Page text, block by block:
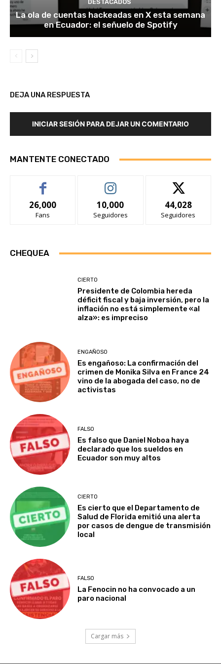
DESTACADOS
La ola de cuentas hackeadas en X esta semana
en Ecuador: el señuelo de Spotify
DEJA UNA RESPUESTA
INICIAR SESIÓN PARA DEJAR UN COMENTARIO
MANTENTE CONECTADO
26,000
Fans
10,000
Seguidores
44,028
Seguidores
CHEQUEA
CIERTO
Presidente de Colombia hereda
déficit fiscal y baja inversión, pero la
inflación no está simplemente «al
alza»: es impreciso
ENGAÑOSO
Es engañoso: La confirmación del
crimen de Monika Silva en France 24
vino de la abogada del caso, no de
activistas
FALSO
Es falso que Daniel Noboa haya
declarado que los sueldos en
Ecuador son muy altos
CIERTO
Es cierto que el Departamento de
Salud de Florida emitió una alerta
por casos de dengue de transmisión
local
FALSO
La Fenocin no ha convocado a un
paro nacional
Cargar más